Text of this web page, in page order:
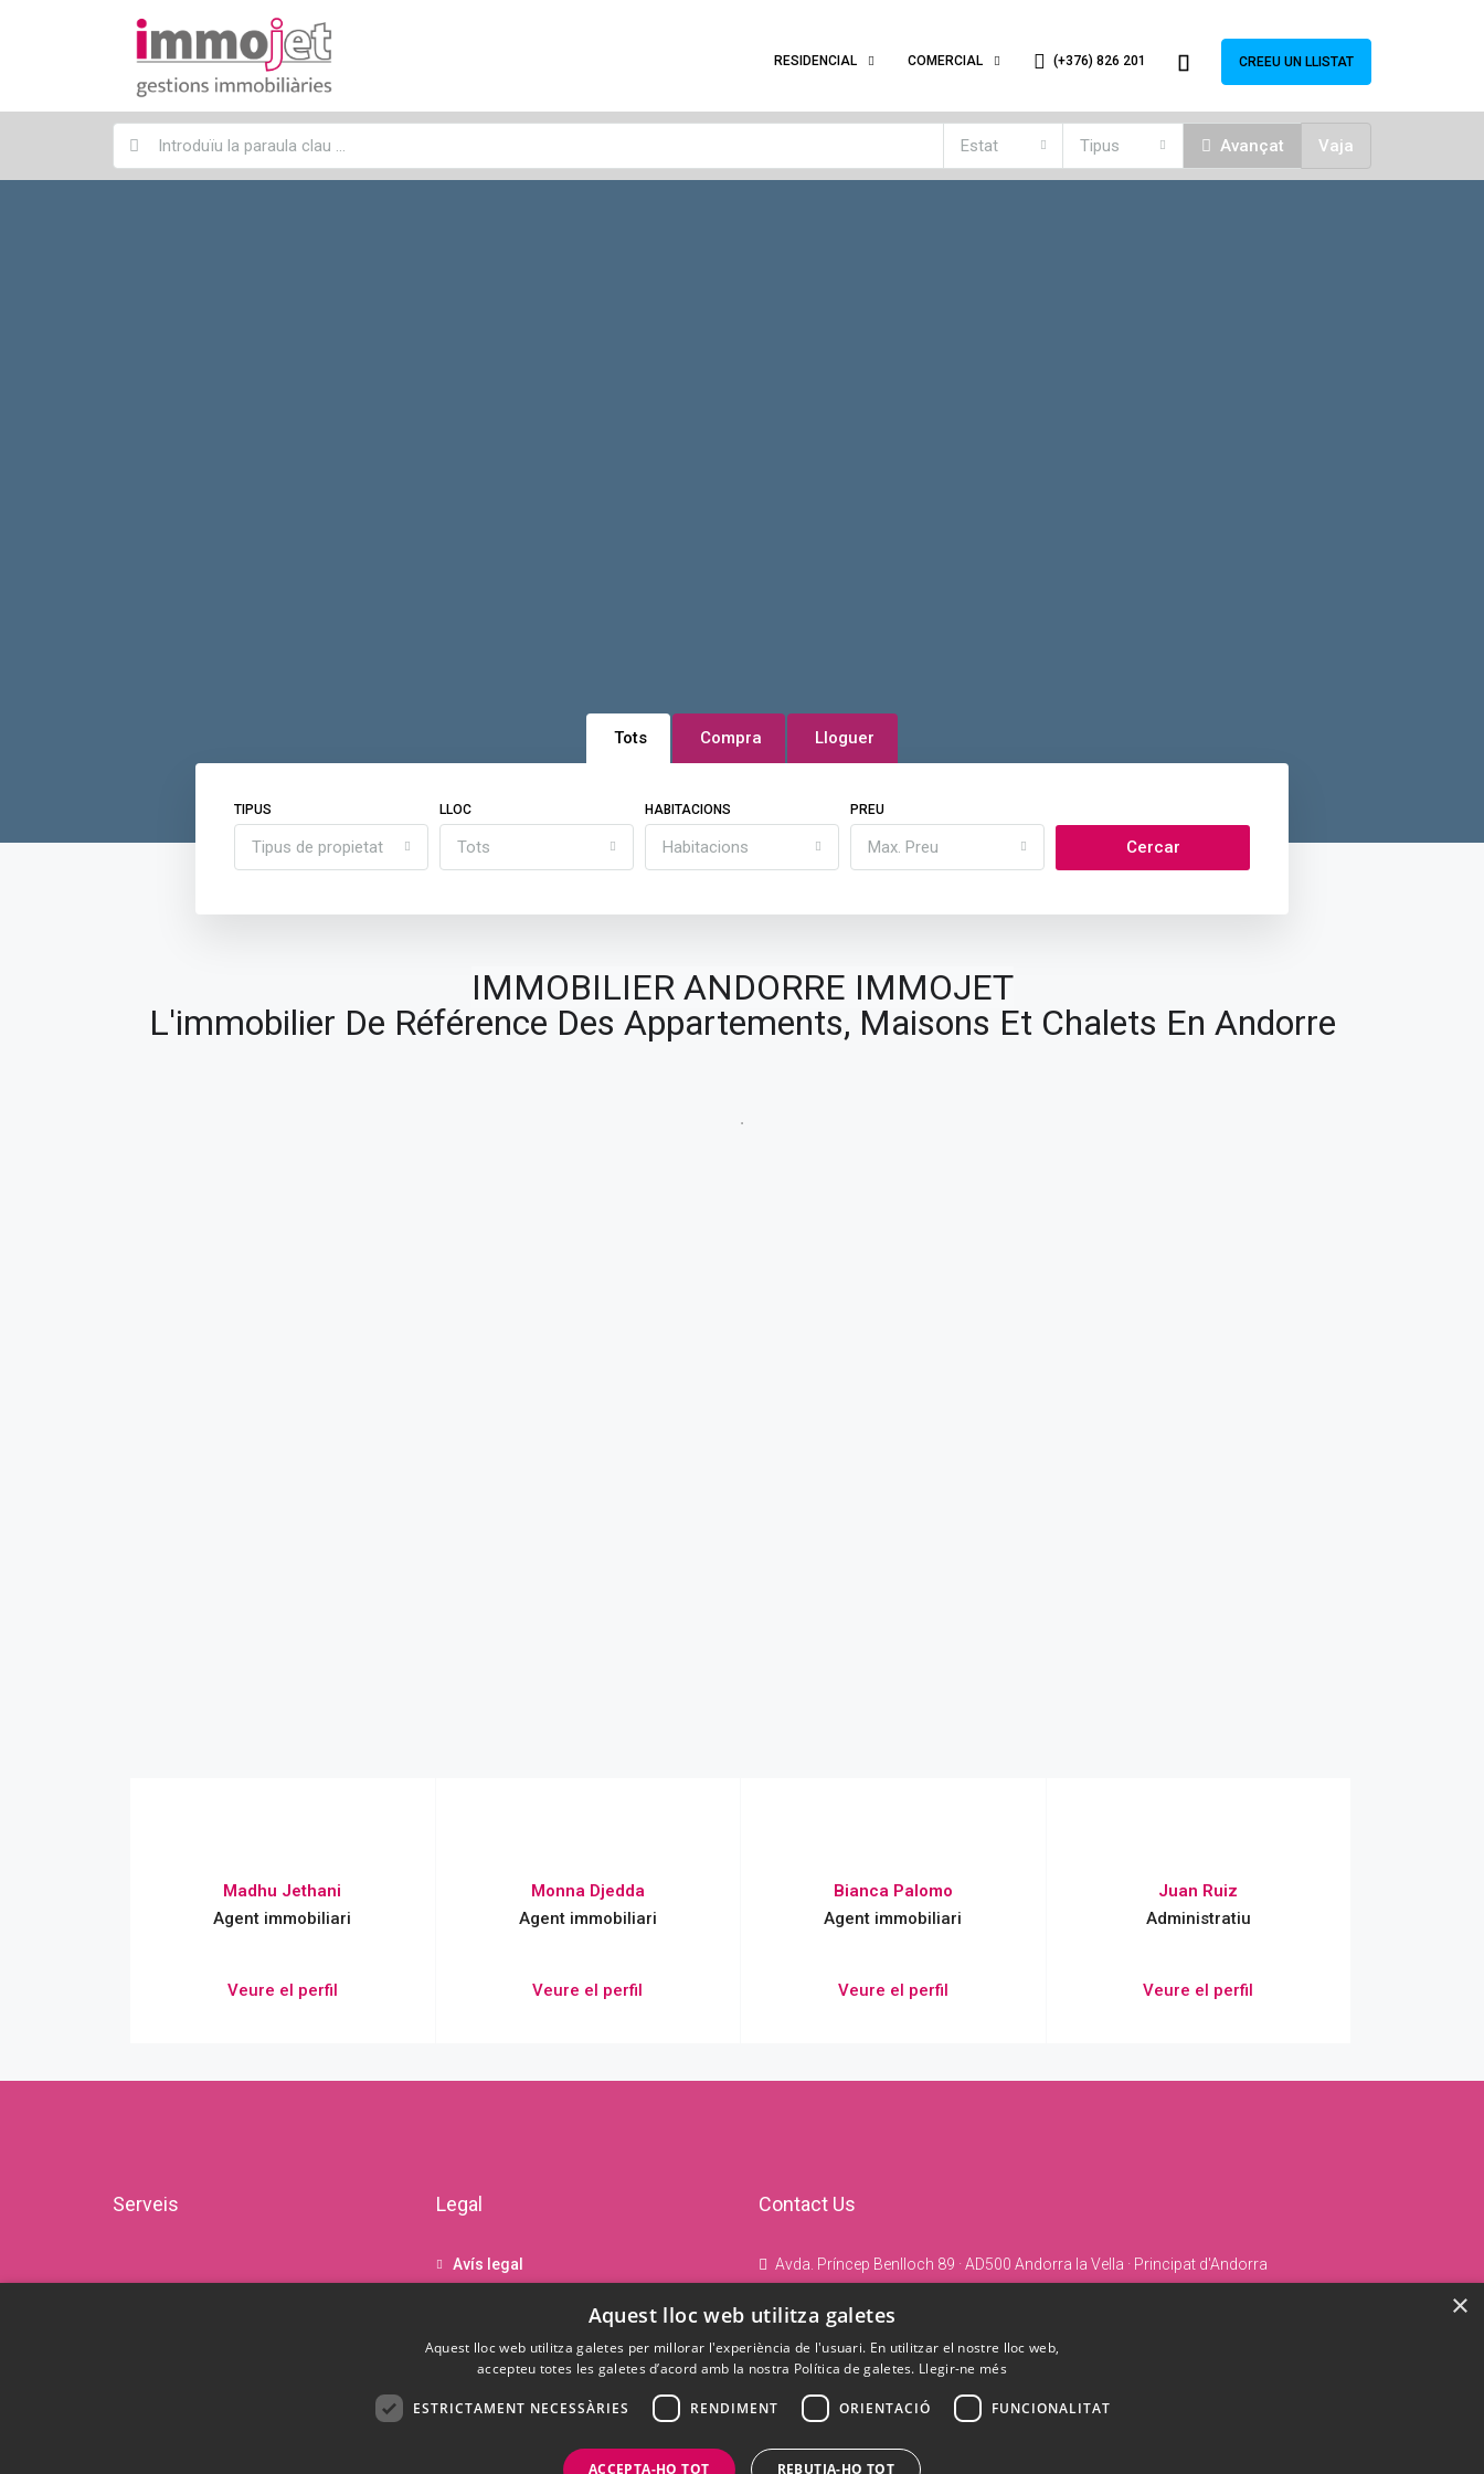
RESIDENCIAL COMERCIAL (+376) 826 201 CREEU UN LLISTAT
Estat Tipus Avançat Vaja
Tots Compra Lloguer
TIPUS
Tipus de propietat
LLOC
Tots
HABITACIONS
Habitacions
PREU
Max. Preu Cercar
IMMOBILIER ANDORRE IMMOJET
L'immobilier De Référence Des Appartements, Maisons Et Chalets En Andorre
Madhu Jethani
Agent immobiliari
Veure el perfil
Monna Djedda
Agent immobiliari
Veure el perfil
Bianca Palomo
Agent immobiliari
Veure el perfil
Juan Ruiz
Administratiu
Veure el perfil
Serveis Legal
Avís legal
Política de cookies
Contact Us
Avda. Príncep Benlloch 89 · AD500 Andorra la Vella · Principat d'Andorra
immojet@andorra.ad
×
Aquest lloc web utilitza galetes
Aquest lloc web utilitza galetes per millorar l'experiència de l'usuari. En utilitzar el nostre lloc web,
accepteu totes les galetes d’acord amb la nostra Política de galetes. Llegir-ne més
ESTRICTAMENT NECESSÀRIES RENDIMENT ORIENTACIÓ FUNCIONALITAT
ACCEPTA-HO TOT REBUTJA-HO TOT